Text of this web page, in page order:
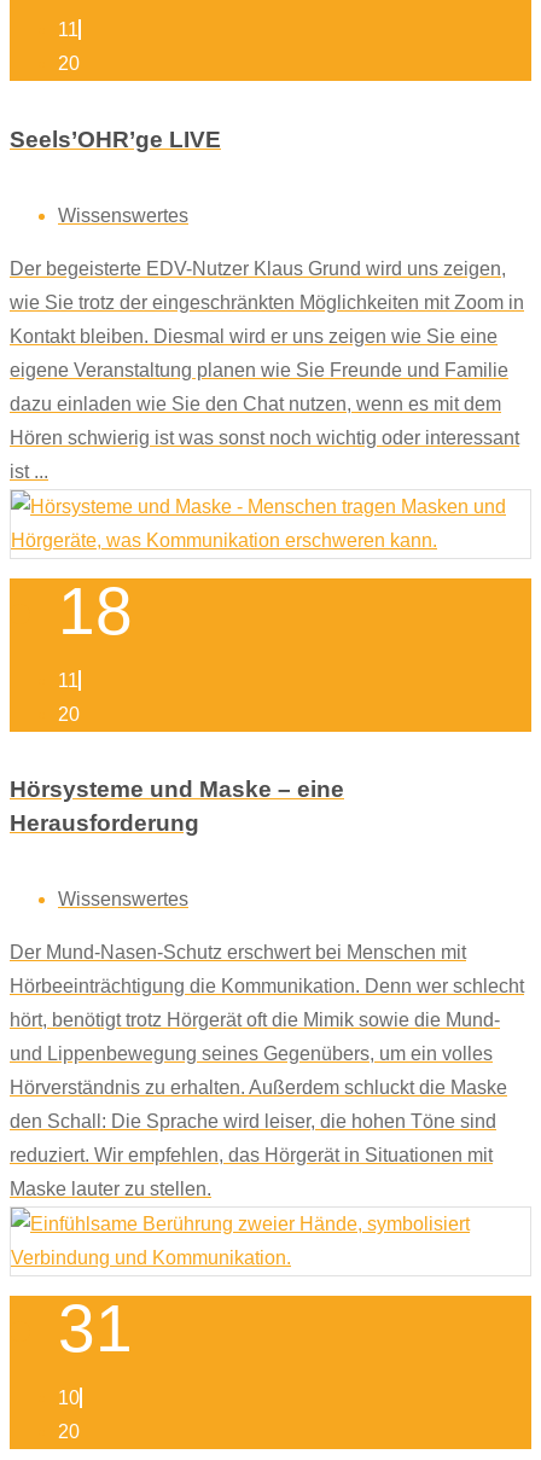
11
20
Seels’OHR’ge LIVE
Wissenswertes
Der begeisterte EDV-Nutzer Klaus Grund wird uns zeigen,
wie Sie trotz der eingeschränkten Möglichkeiten mit Zoom in
Kontakt bleiben. Diesmal wird er uns zeigen wie Sie eine
eigene Veranstaltung planen wie Sie Freunde und Familie
dazu einladen wie Sie den Chat nutzen, wenn es mit dem
Hören schwierig ist was sonst noch wichtig oder interessant
ist ...
18
11
20
Hörsysteme und Maske – eine
Herausforderung
Wissenswertes
Der Mund-Nasen-Schutz erschwert bei Menschen mit
Hörbeeinträchtigung die Kommunikation. Denn wer schlecht
hört, benötigt trotz Hörgerät oft die Mimik sowie die Mund-
und Lippenbewegung seines Gegenübers, um ein volles
Hörverständnis zu erhalten. Außerdem schluckt die Maske
den Schall: Die Sprache wird leiser, die hohen Töne sind
reduziert. Wir empfehlen, das Hörgerät in Situationen mit
Maske lauter zu stellen.
31
10
20